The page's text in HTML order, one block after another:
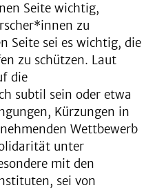
Seite wichtig,
zu
Seite sei es wichtig, die
zu schützen. Laut
die
subtil sein oder etwa
Kürzungen in
Wettbewerb
unter
mit den
sei von